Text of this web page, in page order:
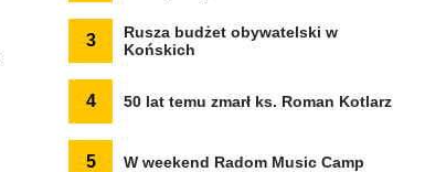
3
Rusza budżet obywatelski w
Końskich
4 50 lat temu zmarł ks. Roman Kotlarz
5 W weekend Radom Music Camp